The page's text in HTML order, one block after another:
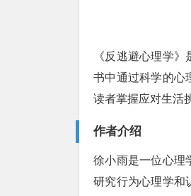
《反逃避心理学
书中通过科学的心
读者掌握应对生活
作者介绍
徐小雨是一位心理
研究行为心理学和